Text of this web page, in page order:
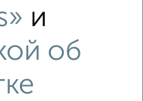
и
об